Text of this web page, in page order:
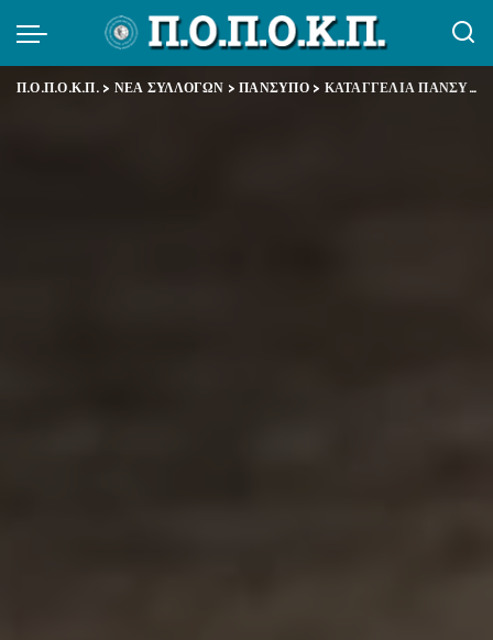
Π.Ο.Π.Ο.Κ.Π.> ΝΕΑ ΣΥΛΛΟΓΩΝ >ΠΑΝΣΥΠΟ> ΚΑΤΑΓΓΕΛΙΑ ΠΑΝΣΥΠΟ: Σοβαρός κίνδυνος να μην πληρωθούν στην ώρα τους τα επιδόματα ανεργίας και τα Δώρα Χριστουγέννων Δ.ΥΠ.Α.